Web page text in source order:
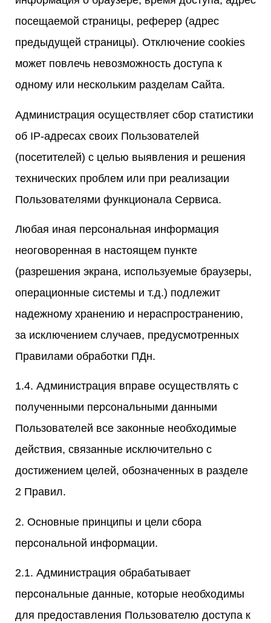
посещаемой страницы, реферер (адрес
предыдущей страницы). Отключение cookies
может повлечь невозможность доступа к
одному или нескольким разделам Сайта.
Администрация осуществляет сбор статистики
об IP-адресах своих Пользователей
(посетителей) с целью выявления и решения
технических проблем или при реализации
Пользователями функционала Сервиса.
Любая иная персональная информация
неоговоренная в настоящем пункте
(разрешения экрана, используемые браузеры,
операционные системы и т.д.) подлежит
надежному хранению и нераспространению,
за исключением случаев, предусмотренных
Правилами обработки ПДн.
1.4. Администрация вправе осуществлять с
полученными персональными данными
Пользователей все законные необходимые
действия, связанные исключительно с
достижением целей, обозначенных в разделе
2 Правил.
2. Основные принципы и цели сбора
персональной информации.
2.1. Администрация обрабатывает
персональные данные, которые необходимы
для предоставления Пользователю доступа к